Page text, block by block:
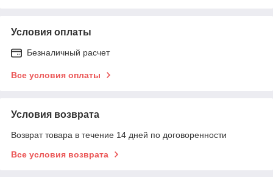
Условия оплаты
Безналичный расчет
Все условия оплаты
Условия возврата
Возврат товара в течение 14 дней по договоренности
Все условия возврата